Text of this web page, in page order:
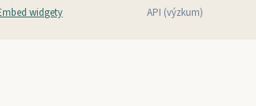
widgety API (výzkum)